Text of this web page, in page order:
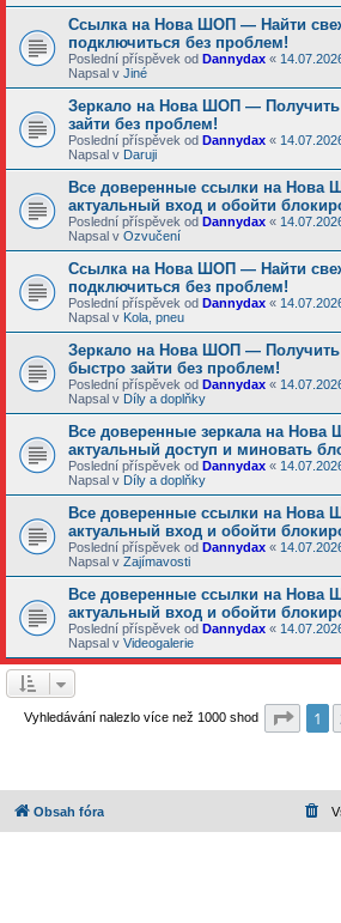
Ссылка на Нова ШОП — Найти
подключиться без проблем!
Poslední příspěvek od Dannydax «
Napsal v Jiné
Зеркало на Нова ШОП —
зайти без проблем!
Poslední příspěvek od Dannydax «
Napsal v Daruji
Все доверенные ссылки на Нова
актуальный вход и обойти
Poslední příspěvek od Dannydax «
Napsal v Ozvučení
Ссылка на Нова ШОП — Найти
подключиться без проблем!
Poslední příspěvek od Dannydax «
Napsal v Kola, pneu
Зеркало на Нова ШОП — Получить
быстро зайти без проблем!
Poslední příspěvek od Dannydax «
Napsal v Díly a doplňky
Все доверенные зеркала на Нова
актуальный доступ и миновать
Poslední příspěvek od Dannydax «
Napsal v Díly a doplňky
Все доверенные ссылки на Нова
актуальный вход и обойти
Poslední příspěvek od Dannydax «
Napsal v Zajímavosti
Все доверенные ссылки на Нова
актуальный вход и обойти
Poslední příspěvek od Dannydax «
Napsal v Videogalerie
Vyhledávání nalezlo více než 1000 shod 1
Obsah fóra